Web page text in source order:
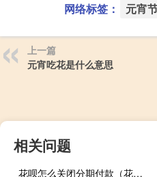
网络标签： 元宵
上一篇
元宵吃花是什么意思
相关问题
花呗怎么关闭分期付款（花呗怎么关闭）